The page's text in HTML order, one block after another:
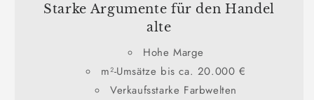
Starke Argumente für den Handel
alte
Hohe Marge
m²-Umsätze bis ca. 20.000 €
Verkaufsstarke Farbwelten